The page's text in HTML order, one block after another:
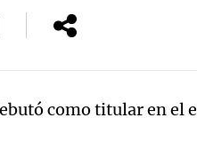
como titular en el
Notas